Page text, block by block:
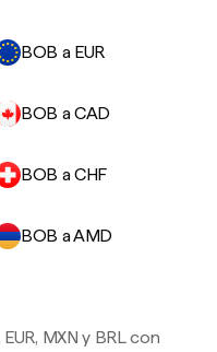
BOB a EUR
BOB a CAD
BOB a CHF
BOB a AMD
MXN y BRL con